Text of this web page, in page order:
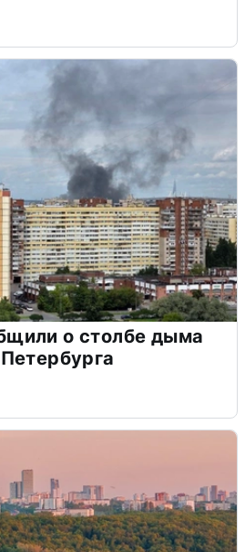
о столбе дыма